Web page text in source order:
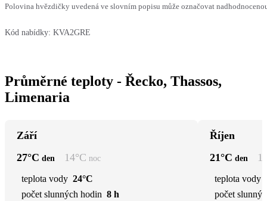
Polovina hvězdičky uvedená ve slovním popisu může označovat
Kód nabídky: KVA2GRE
Průměrné teploty - Řecko, Thassos,
Limenaria
Září
27°C den 14°C noc
teplota vody 24°C
počet slunných hodin 8 h
Říjen
21°C den 11
teplota vody
počet